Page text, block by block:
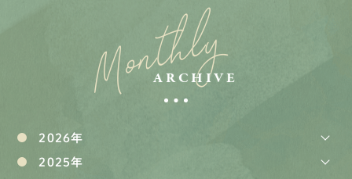
Monthly
ARCHIVE
2026年
2025年